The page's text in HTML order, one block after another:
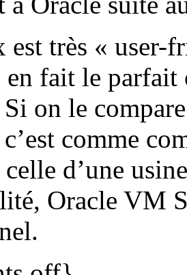
très « user-
en fait le
on le
comme
d’une
Oracle VM